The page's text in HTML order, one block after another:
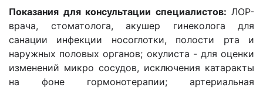
Показания для консультации специалистов: ЛОР-
врача, стоматолога, акушер гинеколога для
санации инфекции носоглотки, полости рта и
наружных половых органов; окулиста - для оценки
изменений микро сосудов, исключения катаракты
на фоне гормонотерапии; артериальная